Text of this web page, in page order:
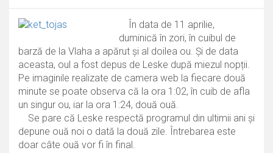
În data de 11 aprilie,
duminică în zori, în cuibul de
barză de la Vlaha a apărut și al doilea ou. Și de data
aceasta, oul a fost depus de Leske după miezul nopții.
Pe imaginile realizate de camera web la fiecare două
minute se poate observa că la ora 1:02, în cuib de afla
un singur ou, iar la ora 1:24, două ouă.
Se pare că Leske respectă programul din ultimii ani și
depune ouă noi o dată la două zile. Întrebarea este
doar câte ouă vor fi în final.